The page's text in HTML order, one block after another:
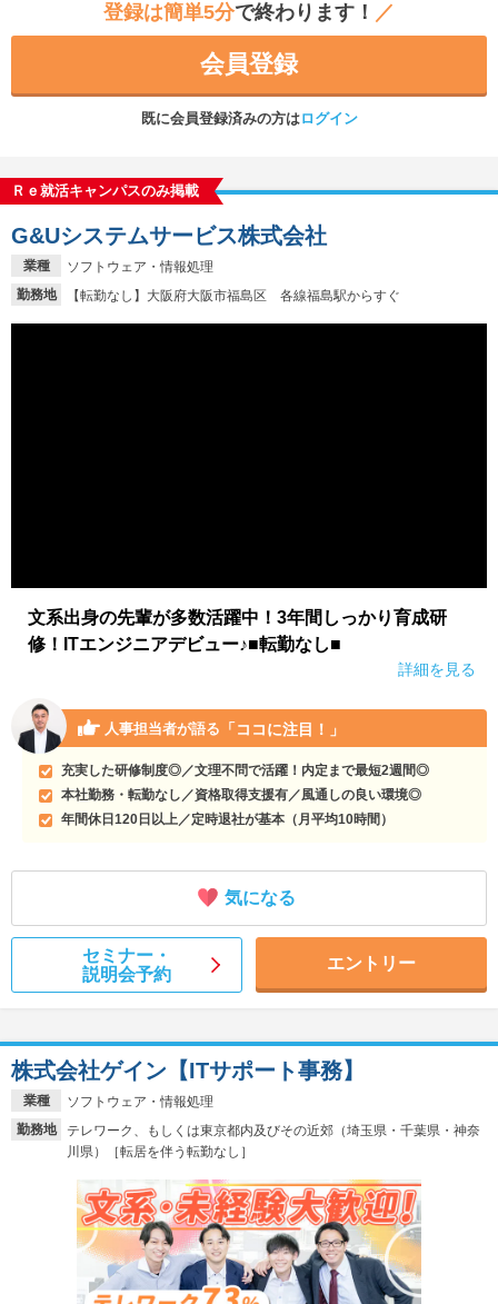
登録は簡単5分で終わります！ ／
会員登録
既に会員登録済みの方はログイン
Ｒｅ就活キャンパスのみ掲載
業種
ソフトウェア・情報処理
勤務地
【転勤なし】大阪府大阪市福島区 各線福島駅からすぐ
G&Uシステムサービス株式会社
文系出身の先輩が多数活躍中！3年間しっかり育成研
修！ITエンジニアデビュー♪■転勤なし■
詳細を見る
人事担当者が語る 「ココに注目！」
充実した研修制度◎／文理不問で活躍！内定まで最短2週間◎
本社勤務・転勤なし／資格取得支援有／風通しの良い環境◎
年間休日120日以上／定時退社が基本（月平均10時間）
気になる
セミナー・
説明会予約
エントリー
業種
ソフトウェア・情報処理
勤務地
テレワーク、もしくは東京都内及びその近郊（埼玉県・千葉県・神奈
川県）［転居を伴う転勤なし］
株式会社ゲイン【ITサポート事務】